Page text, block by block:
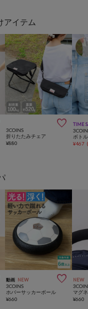
アイテム

3COINS
折りたたみチェア
¥880
TIME
ボト
¥467
動画 NEW 
3COINS
ホバーサッカーボール
¥660
NEW
¥660